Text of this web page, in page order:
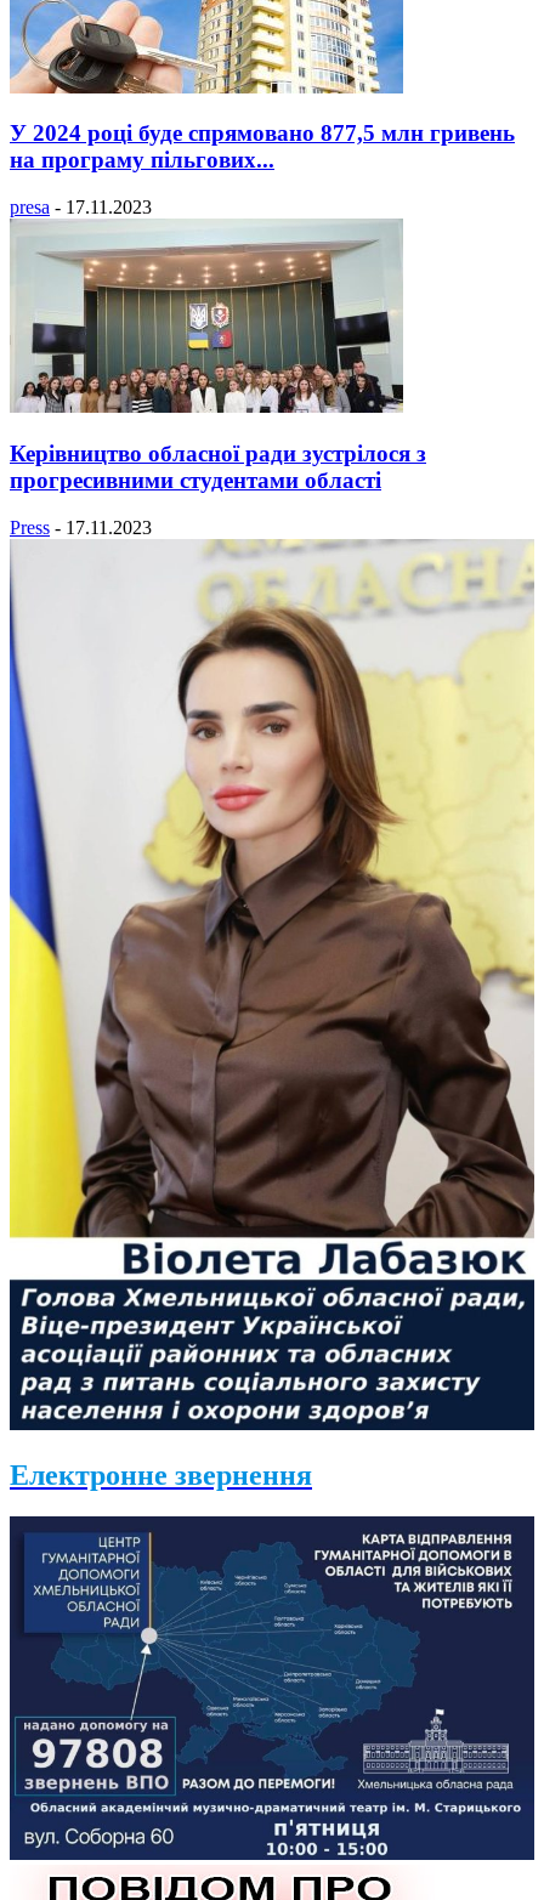
У 2024 році буде спрямовано 877,5 млн гривень
на програму пільгових...
presa - 17.11.2023
Керівництво обласної ради зустрілося з
прогресивними студентами області
Press - 17.11.2023
Електронне звернення